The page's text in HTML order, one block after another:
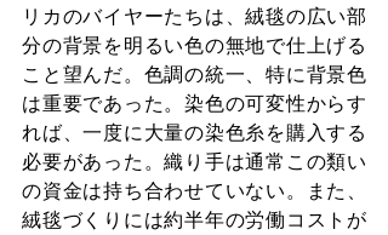
リカのバイヤーたちは、絨毯の広い部
分の背景を明るい色の無地で仕上げる
こと望んだ。色調の統一、特に背景色
は重要であった。染色の可変性からす
れば、一度に大量の染色糸を購入する
必要があった。織り手は通常この類い
の資金は持ち合わせていない。また、
絨毯づくりには約半年の労働コストが